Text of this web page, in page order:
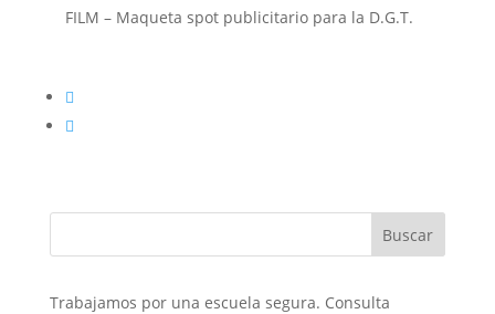
FILM – Maqueta spot publicitario para la D.G.T.
Trabajamos por una escuela segura. Consulta